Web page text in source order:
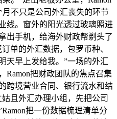
不只是公司外汇丧失的环节
线。窗外的阳光透过玻璃照进
出手机，给海外财政帮剃头了
单的外汇数据，包罗币种、
天早上发给我。”一场的外汇
Ramon把财政团队的焦点召集
跨境营业合同、银行流水和结
且外汇办理小组，先把公司
把一份数据梳理清单分